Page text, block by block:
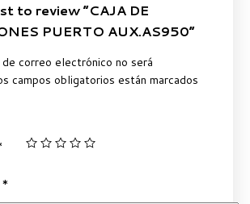
to review “CAJA DE
PUERTO AUX.AS950”
correo electrónico no será
campos obligatorios están marcados
*